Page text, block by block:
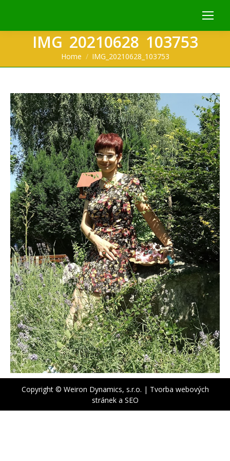
IMG_20210628_103753
You are here:
Home IMG_20210628_103753
Copyright © Weiron Dynamics, s.r.o. | Tvorba webových
stráneka SEO